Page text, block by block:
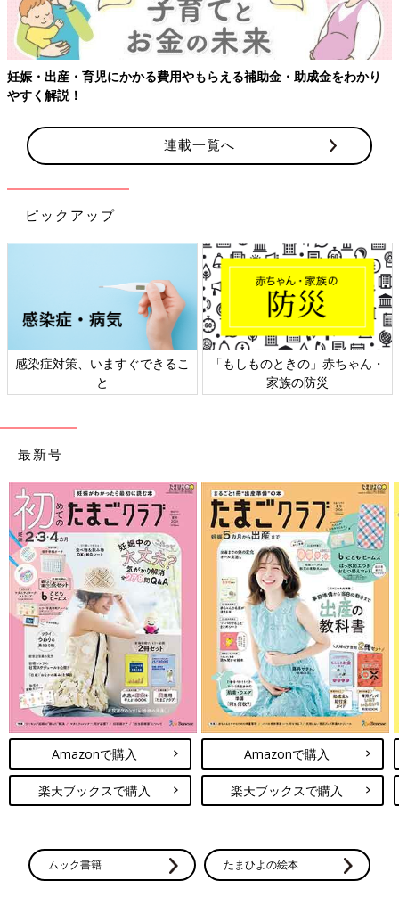
子どもってすぐ成長するから、お気に入りの服もあっという間に
に。でもプレゼントなど思い出が詰まった服は処分しづらく、か
といって保管しておいてももう着られず…。
ちょうど幼稚園入園にあたりマスクやティッシュケースが必要だ
ったので、この長男が買ってくれたパジャマでリメイクすること
にしました～！
といっても、面倒なことが嫌いな私。
寸法を定規で測って…という作業からすでにめんどくさい！(笑)
て、ひっくり返せば、あっという間にできあがり♪
よ～。
そして、今や入手困難となっているマスク！
ずっと前に普通の四角い布マスクは作ったことがあるのですが、
今回は初めて立体マスクに挑戦してみました。
まずは作り方を調べて～、うっ！工程が多くてかなりめんどくさ
そう！
かなり気持ちが折れかけましたが、とりあえず作ってみよう。
型紙より１cm大きく？これくらいかな？あっ、切ってたら曲が
っちゃったけど大丈夫でしょ。まち針で留めると手に刺さるから
手でおさえてればいいよね。布の大きさ違うけど、縫っちゃえば
きっと大丈夫。アイロンなんて出すのが面倒！手でギュッギュッ
とおさえてＯＫ！返し口を手縫い…？めんどくさいから、端を折
り返してミシンでダーッ！
こんな感じでも、ちゃんと立体マスクの形になって感動しました
(笑)
妊娠・出産・育児にかかる費用やもらえる補助金・助成金をわかり
やすく解説！
連載一覧へ
ピックアップ
感染症対策、いますぐできるこ
と
「もしものときの」赤ちゃん・
家族の防災
最新号
Amazonで購入
楽天ブックスで購入
Amazonで購入
楽天ブックスで購入
ムック書籍 たまひよの絵本